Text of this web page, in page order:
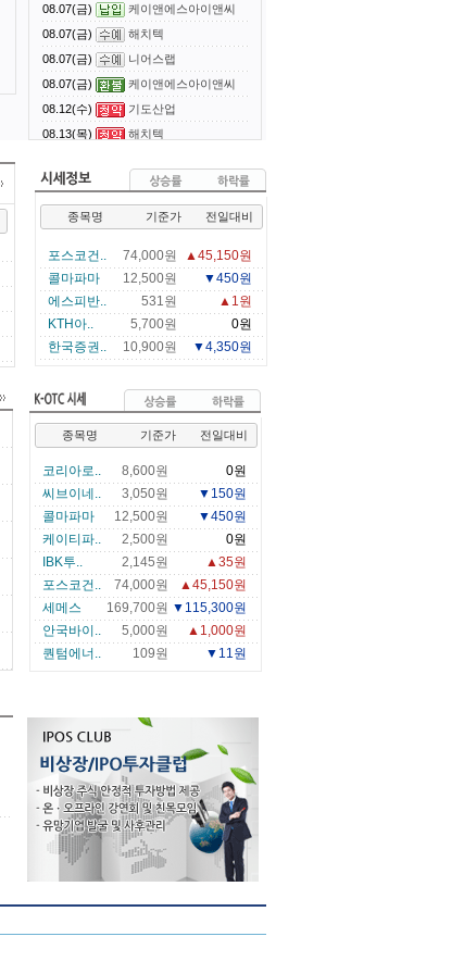
08.07(금)
케이앤에스아이앤씨
08.07(금)
해치텍
08.07(금)
니어스랩
08.07(금)
케이앤에스아이앤씨
08.12(수)
기도산업
08.13(목)
해치텍
종목명 기준가 전일대비
포스코건.. 74,000원
▲45,150원
콜마파마
12,500원
▼450원
에스피반..
531원
▲1원
KTH아..
5,700원
0원
한국증권..
10,900원 ▼4,350원
종목명 기준가 전일대비
코리아로.. 8,600원
0원
씨브이네..
3,050원
▼150원
콜마파마
12,500원
▼450원
케이티파..
2,500원
0원
IBK투..
2,145원
▲35원
포스코건..
74,000원
▲45,150원
세메스
169,700원 ▼115,300원
안국바이..
5,000원
▲1,000원
퀀텀에너..
109원 ▼11원